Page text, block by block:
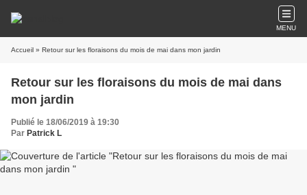
MENU
Accueil » Retour sur les floraisons du mois de mai dans mon jardin
Retour sur les floraisons du mois de mai dans
mon jardin
Publié le 18/06/2019 à 19:30
Par Patrick L